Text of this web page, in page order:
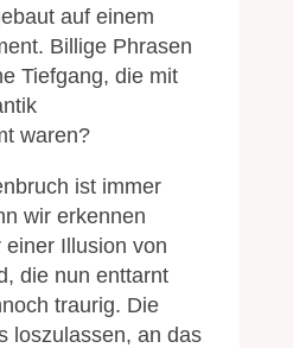
auf einem
Billige Phrasen
Tiefgang, die mit
waren?
ist immer
wir erkennen
einer Illusion von
die nun enttarnt
traurig. Die
loszulassen, an das